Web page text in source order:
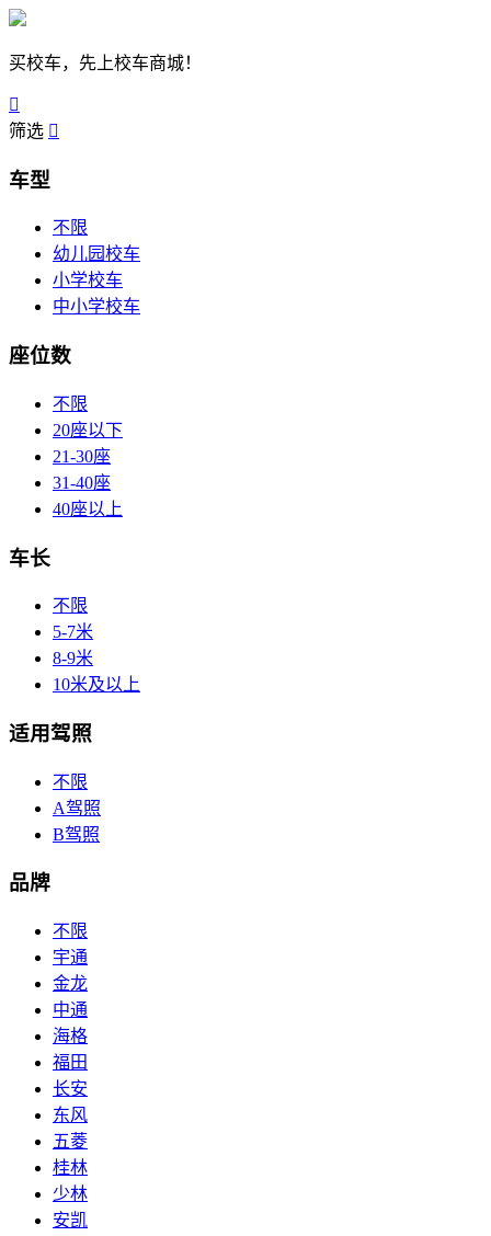
买校车，先上校车商城！

筛选 
车型
不限
幼儿园校车
小学校车
中小学校车
座位数
不限
20座以下
21-30座
31-40座
40座以上
车长
不限
5-7米
8-9米
10米及以上
适用驾照
不限
A驾照
B驾照
品牌
不限
宇通
金龙
中通
海格
福田
长安
东风
五菱
桂林
少林
安凯